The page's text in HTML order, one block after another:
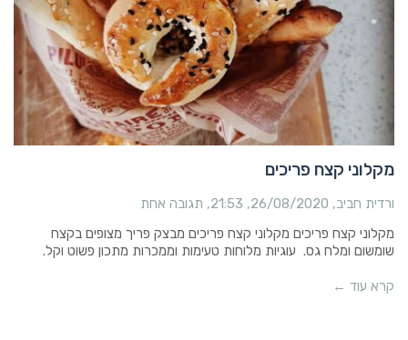
מקלוני קצח פריכים
ורדית חביב 26/08/2020
21:53 תגובה אחת
מקלוני קצח פריכים מקלוני קצח פריכים מבצק פריך מצופים בקצח
שומשום ומלח גס. עוגיות מלוחות טעימות וממכרות מתכון פשוט וקל.
קרא עוד ←